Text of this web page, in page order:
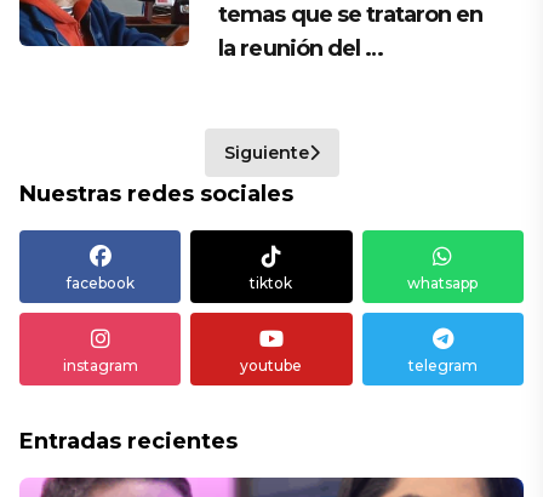
temas que se trataron en
la reunión del …
Siguiente
Nuestras redes sociales
facebook tiktok whatsapp
instagram youtube telegram
Entradas recientes